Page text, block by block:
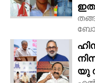
ഇതു
യു